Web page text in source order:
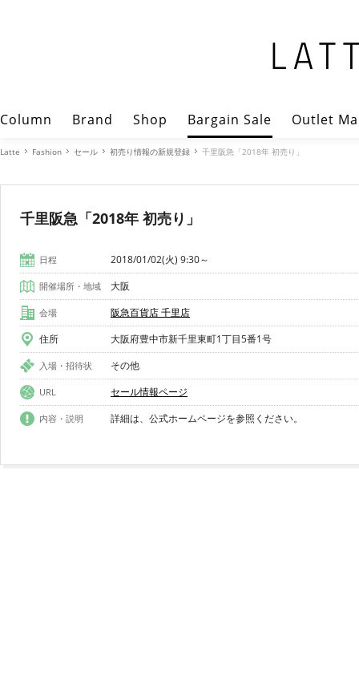
Column Brand Shop Bargain Sale Outlet
Latte Fashion セール 初売り情報の新規登録 千里阪急「2018年 初売り」
千里阪急「2018年 初売り」
日程 2018/01/02(火) 9:30～
開催場所・地域 大阪
会場
阪急百貨店 千里店
住所
大阪府豊中市新千里東町1丁目5番1号
入場・招待状 その他
URL セール情報ページ
内容・説明 詳細は、公式ホームページを参照ください。